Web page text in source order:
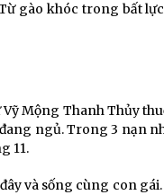
gào khóc trong bất
Mộng Thanh Thủy
ngủ. Trong 3 nạn
11.
và sống cùng con